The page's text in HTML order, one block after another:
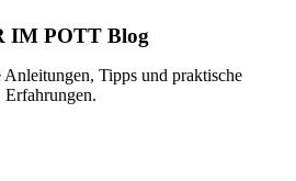
IM POTT Blog
Anleitungen, Tipps und praktische
Erfahrungen.